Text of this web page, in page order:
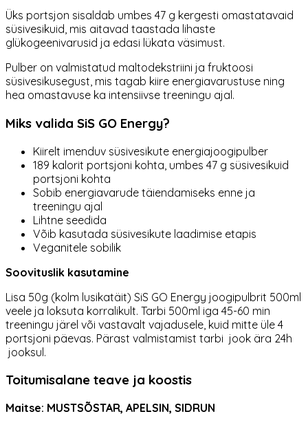
Üks portsjon sisaldab umbes 47 g kergesti omastatavaid
süsivesikuid, mis aitavad taastada lihaste
glükogeenivarusid ja edasi lükata väsimust.
Pulber on valmistatud maltodekstriini ja fruktoosi
süsivesikusegust, mis tagab kiire energiavarustuse ning
hea omastavuse ka intensiivse treeningu ajal.
Miks valida SiS GO Energy?
Kiirelt imenduv süsivesikute energiajoogipulber
189 kalorit portsjoni kohta, umbes 47 g süsivesikuid
portsjoni kohta
Sobib energiavarude täiendamiseks enne ja
treeningu ajal
Lihtne seedida
Võib kasutada süsivesikute laadimise etapis
Veganitele sobilik
Soovituslik kasutamine
Lisa 50g (kolm lusikatäit) SiS GO Energy joogipulbrit 500ml
veele ja loksuta korralikult. Tarbi 500ml iga 45-60 min
treeningu järel või vastavalt vajadusele, kuid mitte üle 4
portsjoni päevas. Pärast valmistamist tarbi jook ära 24h
jooksul.
Toitumisalane teave ja koostis
Maitse: MUSTSÕSTAR, APELSIN, SIDRUN